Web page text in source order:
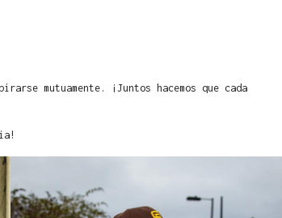
mutuamente. ¡Juntos hacemos que cada